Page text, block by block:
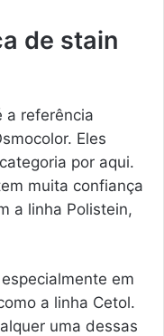
de stain
a referência
Eles
por aqui.
muita confiança
a linha Polistein,
em
a linha Cetol.
uma dessas